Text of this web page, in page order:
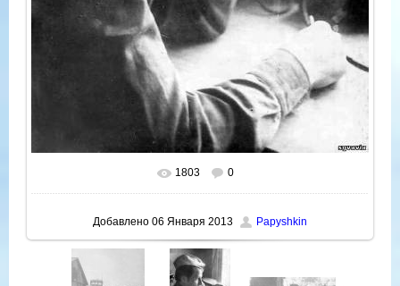
В реальном размере 619x900
1803 0
Добавлено 06 Января 2013 Papyshkin